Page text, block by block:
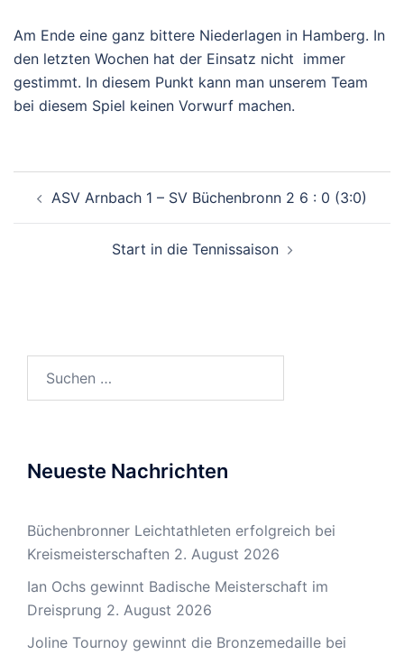
Am Ende eine ganz bittere Niederlagen in Hamberg. In
den letzten Wochen hat der Einsatz nicht immer
gestimmt. In diesem Punkt kann man unserem Team
bei diesem Spiel keinen Vorwurf machen.
ASV Arnbach 1 – SV Büchenbronn 2 6 : 0 (3:0)
Start in die Tennissaison
Neueste Nachrichten
Büchenbronner Leichtathleten erfolgreich bei
Kreismeisterschaften 2. August 2026
Ian Ochs gewinnt Badische Meisterschaft im
Dreisprung 2. August 2026
Joline Tournoy gewinnt die Bronzemedaille bei